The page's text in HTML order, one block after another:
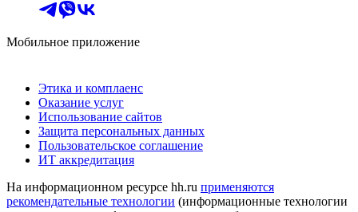
Мобильное приложение
Этика и комплаенс
Оказание услуг
Использование сайтов
Защита персональных данных
Пользовательское соглашение
ИТ аккредитация
На информационном ресурсе hh.ru применяются
рекомендательные технологии (информационные технологии